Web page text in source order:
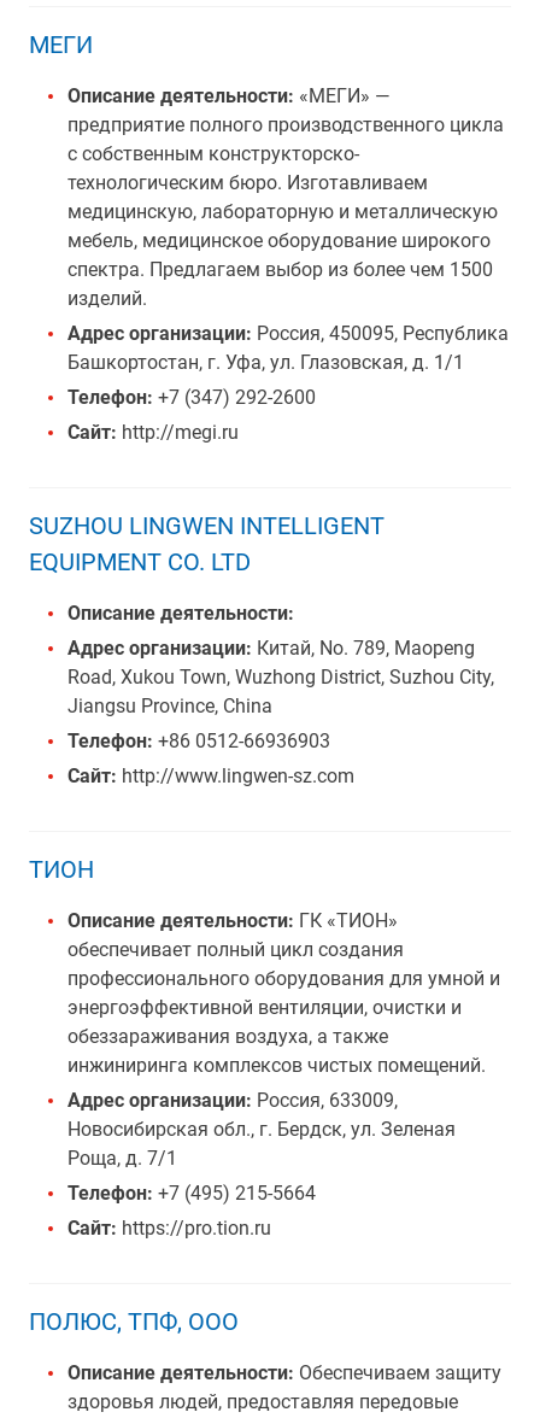
МЕГИ
Описание деятельности: «МЕГИ» —
предприятие полного производственного цикла
с собственным конструкторско-
технологическим бюро. Изготавливаем
медицинскую, лабораторную и металлическую
мебель, медицинское оборудование широкого
спектра. Предлагаем выбор из более чем 1500
изделий.
Адрес организации: Россия, 450095, Республика
Башкортостан, г. Уфа, ул. Глазовская, д. 1/1
Телефон: +7 (347) 292-2600
Сайт: http://megi.ru
SUZHOU LINGWEN INTELLIGENT
EQUIPMENT CO. LTD
Описание деятельности:
Адрес организации: Китай, No. 789, Maopeng
Road, Xukou Town, Wuzhong District, Suzhou City,
Jiangsu Province, China
Телефон: +86 0512-66936903
Сайт: http://www.lingwen-sz.com
ТИОН
Описание деятельности: ГК «ТИОН»
обеспечивает полный цикл создания
профессионального оборудования для умной и
энергоэффективной вентиляции, очистки и
обеззараживания воздуха, а также
инжиниринга комплексов чистых помещений.
Адрес организации: Россия, 633009,
Новосибирская обл., г. Бердск, ул. Зеленая
Роща, д. 7/1
Телефон: +7 (495) 215-5664
Сайт: https://pro.tion.ru
ПОЛЮС, ТПФ, ООО
Описание деятельности: Обеспечиваем защиту
здоровья людей, предоставляя передовые